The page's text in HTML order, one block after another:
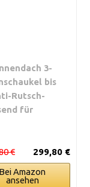
3-
bis
Rutsch-
für
299,80 €
€
Bei Amazon
ansehen